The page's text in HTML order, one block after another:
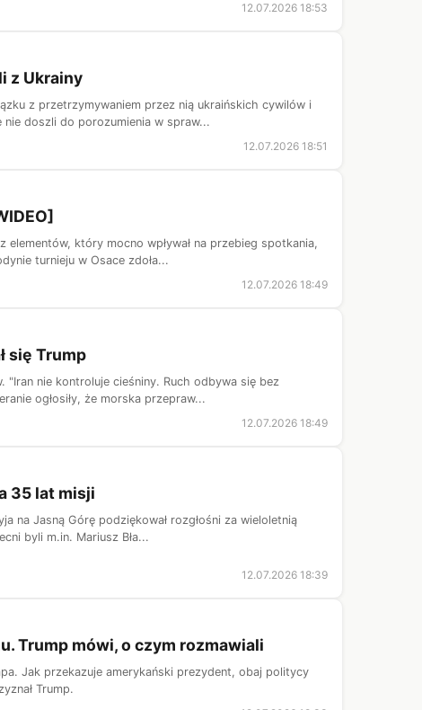
12.07.2026 18:53
z Ukrainy
z przetrzymywaniem przez nią ukraińskich cywilów i
nie doszli do porozumienia w spraw...
12.07.2026 18:51
który mocno wpływał na przebieg spotkania,
turnieju w Osace zdoła...
12.07.2026 18:49
się Trump
"Iran nie kontroluje cieśniny. Ruch odbywa się bez
ogłosiły, że morska przepraw...
12.07.2026 18:49
35 lat misji
na Jasną Górę podziękował rozgłośni za wieloletnią
byli m.in. Mariusz Bła...
12.07.2026 18:39
Trump mówi, o czym rozmawiali
Jak przekazuje amerykański prezydent, obaj politycy
Trump.